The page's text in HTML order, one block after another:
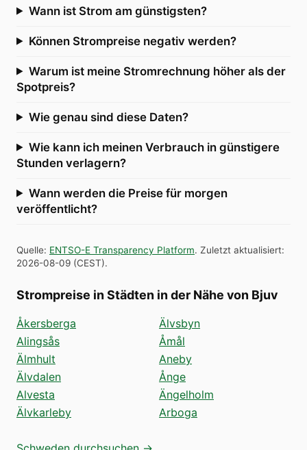
Wann ist Strom am günstigsten?
Können Strompreise negativ werden?
Warum ist meine Stromrechnung höher als der
Spotpreis?
Wie genau sind diese Daten?
Wie kann ich meinen Verbrauch in günstigere
Stunden verlagern?
Wann werden die Preise für morgen
veröffentlicht?
Quelle: ENTSO-E Transparency Platform. Zuletzt aktualisiert:
2026-08-09 (CEST).
Strompreise in Städten in der Nähe von Bjuv
Åkersberga
Alingsås
Älmhult
Älvdalen
Alvesta
Älvkarleby
Älvsbyn
Åmål
Aneby
Ånge
Ängelholm
Arboga